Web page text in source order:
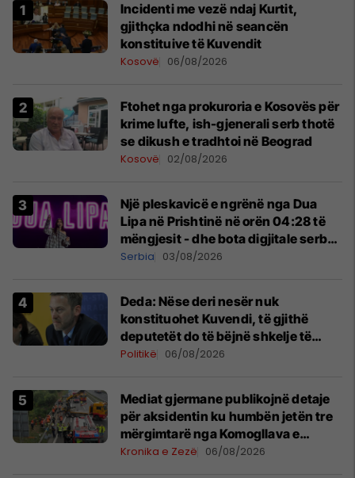
Incidenti me vezë ndaj Kurtit,
gjithçka ndodhi në seancën
konstituive të Kuvendit
Kosovë 06/08/2026
Ftohet nga prokuroria e Kosovës për
krime lufte, ish-gjenerali serb thotë
se dikush e tradhtoi në Beograd
Kosovë 02/08/2026
Një pleskavicë e ngrënë nga Dua
Lipa në Prishtinë në orën 04:28 të
mëngjesit - dhe bota digjitale serbe
shpall gjendjen e luftës
Serbia 03/08/2026
Deda: Nëse deri nesër nuk
konstituohet Kuvendi, të gjithë
deputetët do të bëjnë shkelje të
rëndë kushtetuese
Politikë 06/08/2026
Mediat gjermane publikojnë detaje
për aksidentin ku humbën jetën tre
mërgimtarë nga Komogllava e
Ferizajt
Kronika e Zezë 06/08/2026